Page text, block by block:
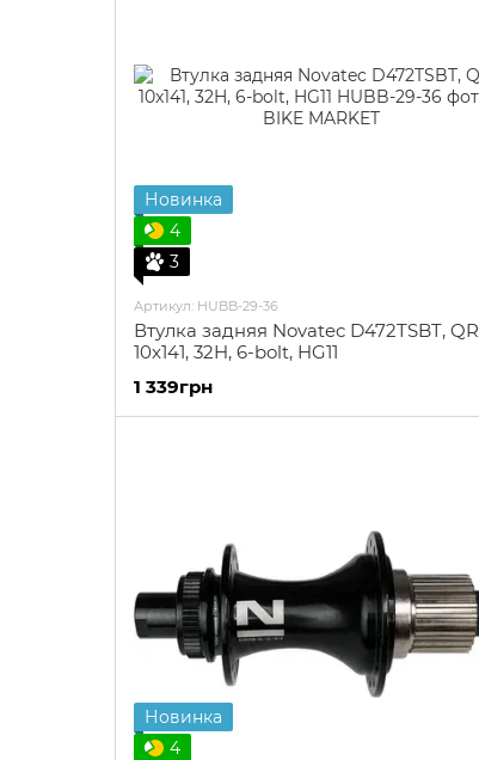
Новинка
4
3
Артикул: HUBB-29-36
Втулка задняя Novatec D472TSBT, QR
10x141, 32H, 6-bolt, HG11
1 339грн
Новинка
4